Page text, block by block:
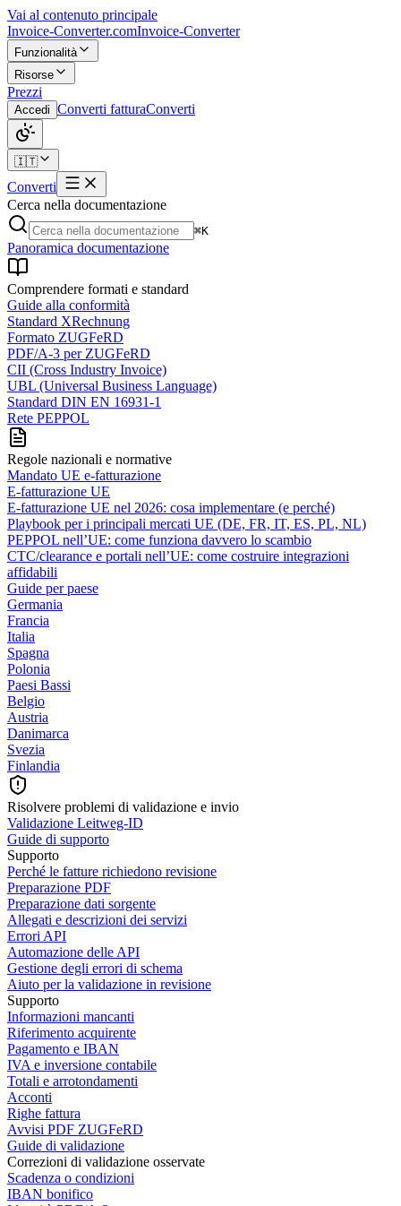
Vai al contenuto principale
Invoice-Converter.comInvoice-Converter
Funzionalità
Risorse
Prezzi
Accedi Converti fatturaConverti
🇮🇹
Converti
Cerca nella documentazione
⌘K
Panoramica documentazione
Comprendere formati e standard
Guide alla conformità
Standard XRechnung
Formato ZUGFeRD
PDF/A-3 per ZUGFeRD
CII (Cross Industry Invoice)
UBL (Universal Business Language)
Standard DIN EN 16931-1
Rete PEPPOL
Regole nazionali e normative
Mandato UE e-fatturazione
E-fatturazione UE
E-fatturazione UE nel 2026: cosa implementare (e perché)
Playbook per i principali mercati UE (DE, FR, IT, ES, PL, NL)
PEPPOL nell’UE: come funziona davvero lo scambio
CTC/clearance e portali nell’UE: come costruire integrazioni
affidabili
Guide per paese
Germania
Francia
Italia
Spagna
Polonia
Paesi Bassi
Belgio
Austria
Danimarca
Svezia
Finlandia
Risolvere problemi di validazione e invio
Validazione Leitweg-ID
Guide di supporto
Supporto
Perché le fatture richiedono revisione
Preparazione PDF
Preparazione dati sorgente
Allegati e descrizioni dei servizi
Errori API
Automazione delle API
Gestione degli errori di schema
Aiuto per la validazione in revisione
Supporto
Informazioni mancanti
Riferimento acquirente
Pagamento e IBAN
IVA e inversione contabile
Totali e arrotondamenti
Acconti
Righe fattura
Avvisi PDF ZUGFeRD
Guide di validazione
Correzioni di validazione osservate
Scadenza o condizioni
IBAN bonifico